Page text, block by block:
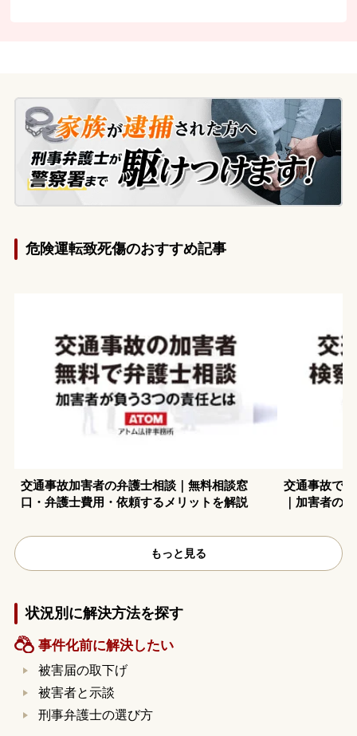
危険運転致死傷のおすすめ記事
交通事故加害者の弁護士相談｜無料相談窓
口・弁護士費用・依頼するメリットを解説
交通事故で
｜加害者の
もっと見る
状況別に解決方法を探す
事件化前に解決したい
被害届の取下げ
被害者と示談
刑事弁護士の選び方